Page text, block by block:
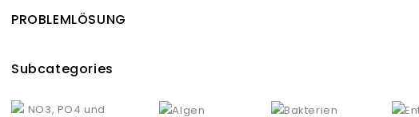
PROBLEMLÖSUNG
Subcategories